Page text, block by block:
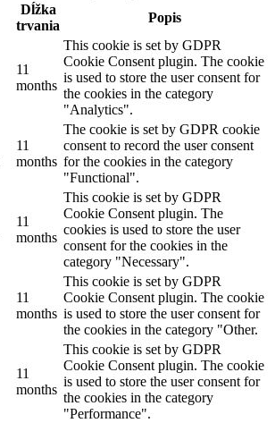
Dĺžka
trvania
Popis
11
months
This cookie is set by GDPR
Cookie Consent plugin. The cookie
is used to store the user consent for
the cookies in the category
"Analytics".
11
months
The cookie is set by GDPR cookie
consent to record the user consent
for the cookies in the category
"Functional".
11
months
This cookie is set by GDPR
Cookie Consent plugin. The
cookies is used to store the user
consent for the cookies in the
category "Necessary".
11
months
This cookie is set by GDPR
Cookie Consent plugin. The cookie
is used to store the user consent for
the cookies in the category "Other.
11
months
This cookie is set by GDPR
Cookie Consent plugin. The cookie
is used to store the user consent for
the cookies in the category
"Performance".